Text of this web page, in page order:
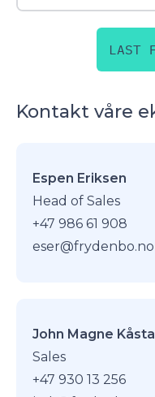
LAST
Kontakt våre
Espen Eriksen
Head of Sales
+47 986 61 908
eser@frydenbo.no
John Magne
Sales
+47 930 13 256